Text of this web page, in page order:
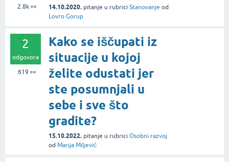
2.8k👀 14.10.2020. pitanje u rubrici Stanovanje od
Lovro Gorup
2
odgovora
619 👀
Kako se iščupati iz
situacije u kojoj
želite odustati jer
ste posumnjali u
sebe i sve što
gradite?
15.10.2022. pitanje u rubrici Osobni razvoj
od Marija Miljević